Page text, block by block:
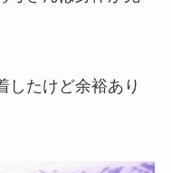
したけど余裕あり